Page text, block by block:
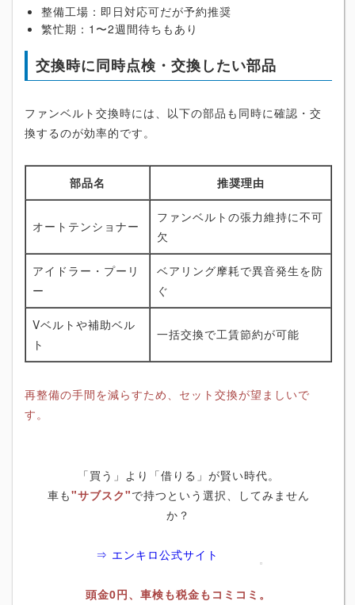
整備工場：即日対応可だが予約推奨
繁忙期：1〜2週間待ちもあり
交換時に同時点検・交換したい部品
ファンベルト交換時には、以下の部品も同時に確認・交
換するのが効率的です。
部品名 推奨理由
オートテンショナー
ファンベルトの張力維持に不可
欠
アイドラー・プーリ
ー
ベアリング摩耗で異音発生を防
ぐ
Vベルトや補助ベル
ト
一括交換で工賃節約が可能
再整備の手間を減らすため、セット交換が望ましいで
す。
「買う」より「借りる」が賢い時代。
車も"サブスク"で持つという選択、してみません
か？
⇒ エンキロ公式サイト
頭金0円、車検も税金もコミコミ。